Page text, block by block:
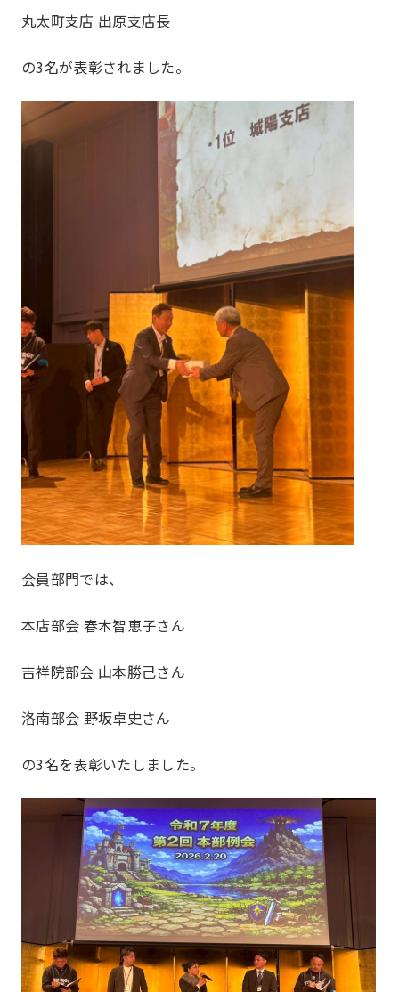
丸太町支店 出原支店長
の3名が表彰されました。
会員部門では、
本店部会 春木智恵子さん
吉祥院部会 山本勝己さん
洛南部会 野坂卓史さん
の3名を表彰いたしました。